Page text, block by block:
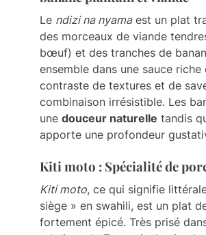
Le ndizi na nyamaest un plat
des morceaux de viande
bœuf) et des tranches de
ensemble dans une sauce riche
contraste de textures et de
combinaison irrésistible. Les
une douceur naturelle tandis
apporte une profondeur
Kiti moto : Spécialité de
Kiti moto, ce qui signifie
siège » en swahili, est un plat
fortement épicé. Très prisé